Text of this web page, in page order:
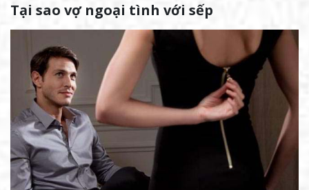
Tại sao vợ ngoại tình với sếp